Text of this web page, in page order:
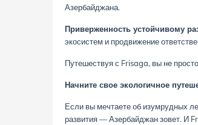
Азербайджана.
Приверженность устойчивому
экосистем и продвижение
Путешествуя с Frisaga, вы не
Начните свое экологичное
Если вы мечтаете об изумрудных
развития — Азербайджан зовет. И